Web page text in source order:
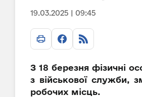
19.03.2025 | 09:45
З 18 березня фізичні
з військової служби,
робочих місць.